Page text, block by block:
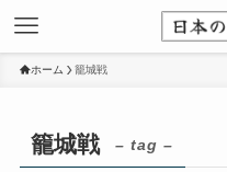
ホーム 籠城戦
籠城戦 – tag –